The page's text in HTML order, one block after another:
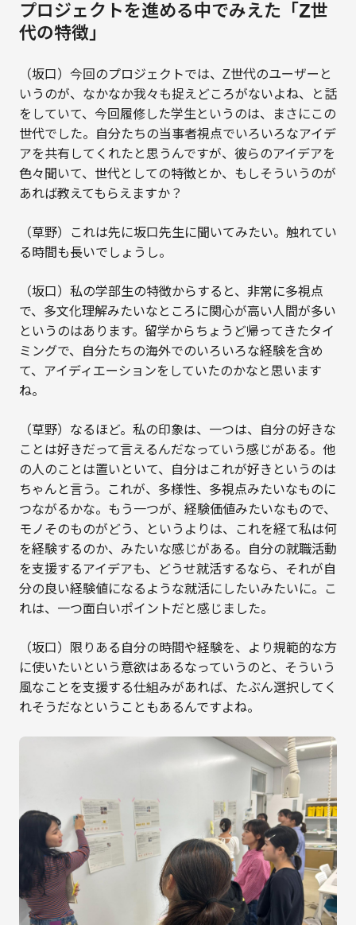
プロジェクトを進める中でみえた「Z世
代の特徴」
（坂口）今回のプロジェクトでは、Z世代のユーザーと
いうのが、なかなか我々も捉えどころがないよね、と話
をしていて、今回履修した学生というのは、まさにこの
世代でした。自分たちの当事者視点でいろいろなアイデ
アを共有してくれたと思うんですが、彼らのアイデアを
色々聞いて、世代としての特徴とか、もしそういうのが
あれば教えてもらえますか？
（草野）これは先に坂口先生に聞いてみたい。触れてい
る時間も長いでしょうし。
（坂口）私の学部生の特徴からすると、非常に多視点
で、多文化理解みたいなところに関心が高い人間が多い
というのはあります。留学からちょうど帰ってきたタイ
ミングで、自分たちの海外でのいろいろな経験を含め
て、アイディエーションをしていたのかなと思います
ね。
（草野）なるほど。私の印象は、一つは、自分の好きな
ことは好きだって言えるんだなっていう感じがある。他
の人のことは置いといて、自分はこれが好きというのは
ちゃんと言う。これが、多様性、多視点みたいなものに
つながるかな。もう一つが、経験価値みたいなもので、
モノそのものがどう、というよりは、これを経て私は何
を経験するのか、みたいな感じがある。自分の就職活動
を支援するアイデアも、どうせ就活するなら、それが自
分の良い経験値になるような就活にしたいみたいに。こ
れは、一つ面白いポイントだと感じました。
（坂口）限りある自分の時間や経験を、より規範的な方
に使いたいという意欲はあるなっていうのと、そういう
風なことを支援する仕組みがあれば、たぶん選択してく
れそうだなということもあるんですよね。